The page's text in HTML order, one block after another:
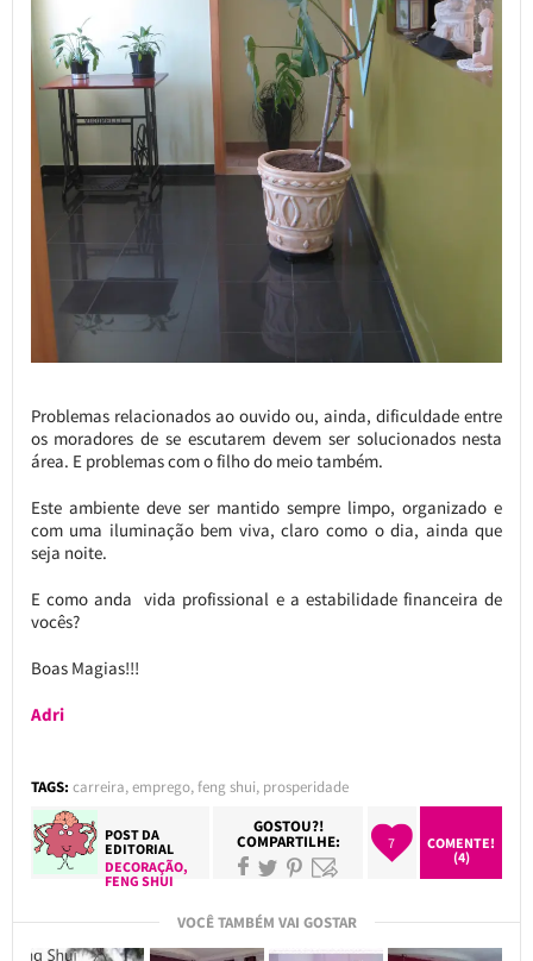
Problemas relacionados ao ouvido ou, ainda, dificuldade entre
os moradores de se escutarem devem ser solucionados nesta
área. E problemas com o filho do meio também.
Este ambiente deve ser mantido sempre limpo, organizado e
com uma iluminação bem viva, claro como o dia, ainda que
seja noite.
E como anda vida profissional e a estabilidade financeira de
vocês?
Boas Magias!!!
Adri
TAGS: carreira,emprego,feng shui, prosperidade
POST DA
EDITORIAL
DECORAÇÃO,
FENG SHUI
GOSTOU?!
COMPARTILHE: 7
COMENTE!
(4)
VOCÊ TAMBÉM VAI GOSTAR